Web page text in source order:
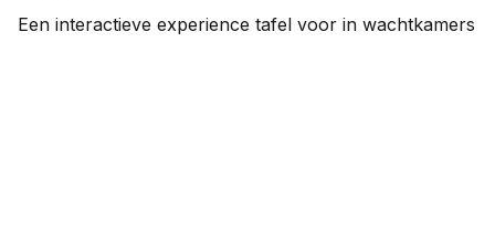
Een interactieve experience tafel voor in wachtkamers